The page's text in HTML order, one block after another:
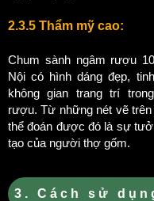
2.3.5 Thẩm mỹ cao:
Chum sành ngâm rượu
Nội có hình dáng đẹp,
không gian trang trí
rượu. Từ những nét vẽ
thể đoán được đó là sự
tạo của người thợ gốm.
3. Cách sử